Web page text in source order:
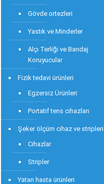
Gövde ortezleri
Yastık ve Minderler
Alçı Terliği ve Bandaj
Koruyucular
Fizik tedavi ürünleri
Egzersiz Ürünleri
Portatif tens cihazları
Şeker ölçüm cihaz ve stripleri
Cihazlar
Stripler
Yatan hasta ürünleri